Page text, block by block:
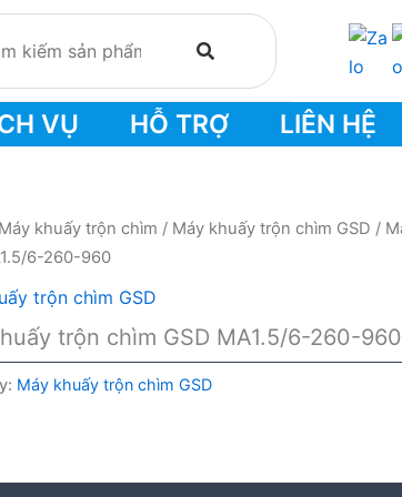
VỤ HỖ TRỢ LIÊN HỆ
Máy khuấy trộn chìm / Máy khuấy trộn chìm GSD /
6-260-960
trộn chìm GSD
trộn chìm GSD MA1.5/6-260-960
Máy khuấy trộn chìm GSD